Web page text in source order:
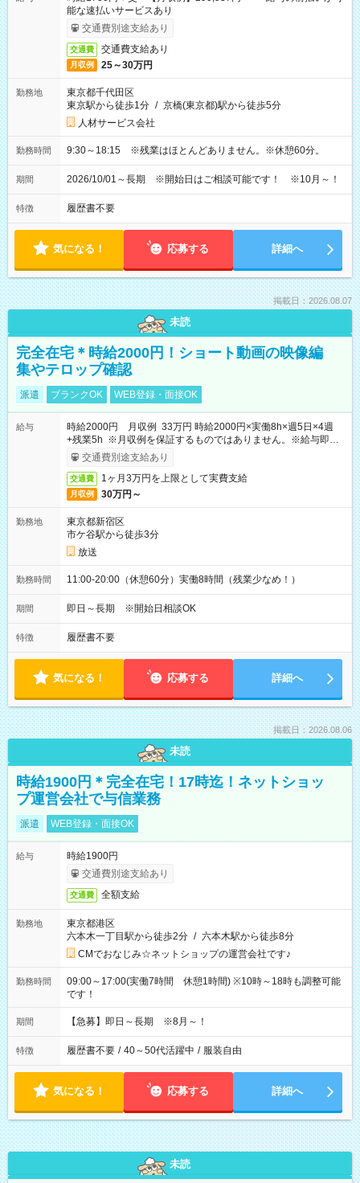
能な速払いサービスあり
交通費別途支給あり
交通費 交通費支給あり
月収例 25～30万円
勤務地
東京都千代田区
東京駅から徒歩1分 / 京橋(東京都)駅から徒歩5分
人材サービス会社
勤務時間 9:30～18:15 ※残業はほとんどありません。※休憩60分。
期間 2026/10/01～長期 ※開始日はご相談可能です！ ※10月～！
特徴 履歴書不要
気になる！ 応募する 詳細へ
掲載日：2026.08.07
未読
完全在宅＊時給2000円！ショート動画の映像編
集やテロップ確認
派遣 ブランクOK WEB登録・面接OK
給与
時給2000円 月収例 33万円 時給2000円×実働8h×週5日×4週
+残業5h ※月収例を保証するものではありません。※給与即受
取りサービス利用可（利用条件有）
交通費別途支給あり
交通費 1ヶ月3万円を上限として実費支給
月収例 30万円～
勤務地
東京都新宿区
市ケ谷駅から徒歩3分
放送
勤務時間 11:00-20:00（休憩60分）実働8時間（残業少なめ！）
期間 即日～長期 ※開始日相談OK
特徴 履歴書不要
気になる！ 応募する 詳細へ
掲載日：2026.08.06
未読
時給1900円＊完全在宅！17時迄！ネットショッ
プ運営会社で与信業務
派遣 WEB登録・面接OK
給与
時給1900円
交通費別途支給あり
交通費 全額支給
勤務地
東京都港区
六本木一丁目駅から徒歩2分 / 六本木駅から徒歩8分
CMでおなじみ☆ネットショップの運営会社です♪
勤務時間
09:00～17:00(実働7時間 休憩1時間) ※10時～18時も調整可能
です！
期間 【急募】即日～長期 ※8月～！
特徴 履歴書不要 / 40～50代活躍中 / 服装自由
気になる！ 応募する 詳細へ
未読